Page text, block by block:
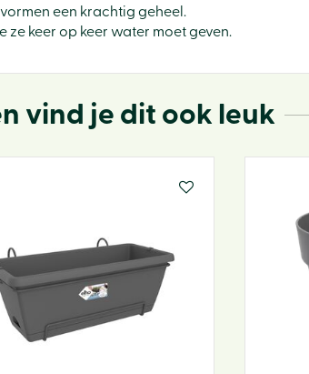
een krachtig geheel.
keer op keer water moet geven.
vind je dit ook leuk